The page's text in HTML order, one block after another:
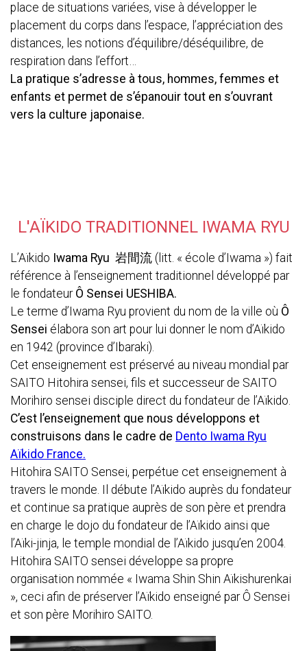
place de situations variées, vise à développer le
placement du corps dans l’espace, l’appréciation des
distances, les notions d’équilibre/déséquilibre, de
respiration dans l’effort…
La pratique s’adresse à tous, hommes, femmes et
enfants et permet de s’épanouir tout en s’ouvrant
vers la culture japonaise.
L'AÏKIDO TRADITIONNEL IWAMA RYU
L’Aïkido Iwama Ryu 岩間流 (litt. « école d’Iwama ») fait
référence à l’enseignement traditionnel développé par
le fondateur Ô Sensei UESHIBA.
Le terme d’Iwama Ryu provient du nom de la ville où Ô
Sensei élabora son art pour lui donner le nom d’Aïkido
en 1942 (province d’Ibaraki).
Cet enseignement est préservé au niveau mondial par
SAITO Hitohira sensei, fils et successeur de SAITO
Morihiro sensei disciple direct du fondateur de l’Aïkido.
C’est l’enseignement que nous développons et
construisons dans le cadre de Dento Iwama Ryu
Aïkido France.
Hitohira SAITO Sensei, perpétue cet enseignement à
travers le monde. Il débute l’Aïkido auprès du fondateur
et continue sa pratique auprès de son père et prendra
en charge le dojo du fondateur de l’Aïkido ainsi que
l’Aïki-jinja, le temple mondial de l’Aïkido jusqu’en 2004.
Hitohira SAITO sensei développe sa propre
organisation nommée « Iwama Shin Shin Aïkishurenkai
», ceci afin de préserver l’Aïkido enseigné par Ô Sensei
et son père Morihiro SAITO.